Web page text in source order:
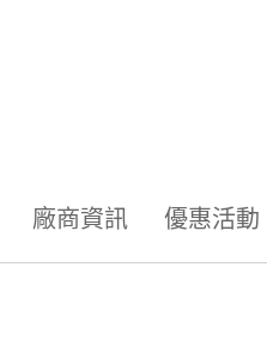
廠商資訊 優惠活動